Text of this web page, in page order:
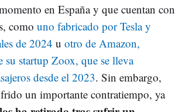
en España y que cuentan con
como uno fabricado por Tesla y
de 2024 u otro de Amazon,
su startup Zoox, que se lleva
desde el 2023. Sin embargo,
un importante contratiempo, ya